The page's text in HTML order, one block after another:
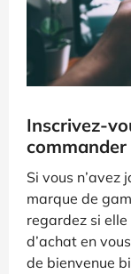
Inscrivez-
commander
Si vous n’avez
marque de
regardez si
d’achat en
de bienvenue